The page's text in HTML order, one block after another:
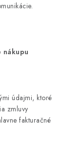
nákupu
údajmi, ktoré
zmluvy
fakturačné